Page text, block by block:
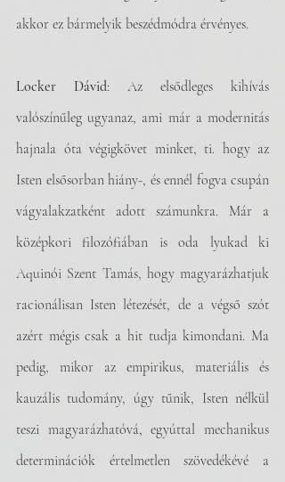
akkor ez bármelyik beszédmódra érvényes.
Locker Dávid: Az elsődleges kihívás
valószínűleg ugyanaz, ami már a modernitás
hajnala óta végigkövet minket, ti. hogy az
Isten elsősorban hiány-, és ennél fogva csupán
vágyalakzatként adott számunkra. Már a
középkori filozófiában is oda lyukad ki
Aquinói Szent Tamás, hogy magyarázhatjuk
racionálisan Isten létezését, de a végső szót
azért mégis csak a hit tudja kimondani. Ma
pedig, mikor az empirikus, materiális és
kauzális tudomány, úgy tűnik, Isten nélkül
teszi magyarázhatóvá, egyúttal mechanikus
determinációk értelmetlen szövedékévé a